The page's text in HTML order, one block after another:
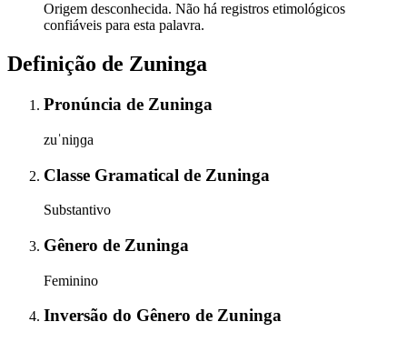
Origem desconhecida. Não há registros etimológicos
confiáveis para esta palavra.
Definição de Zuninga
Pronúncia de Zuninga
zuˈniŋɡa
Classe Gramatical de Zuninga
Substantivo
Gênero de Zuninga
Feminino
Inversão do Gênero de Zuninga